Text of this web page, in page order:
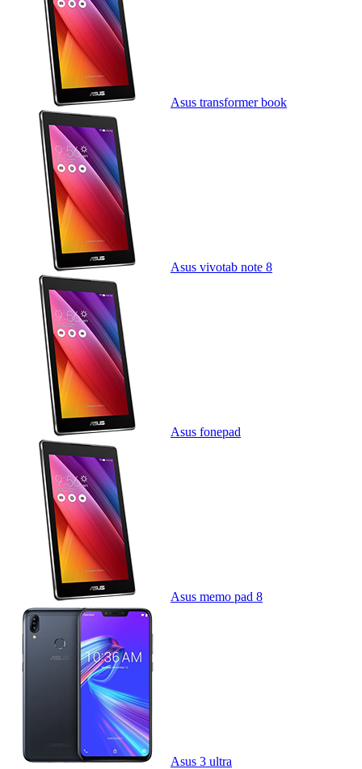
Asus transformer book
Asus vivotab note 8
Asus fonepad
Asus memo pad 8
Asus 3 ultra